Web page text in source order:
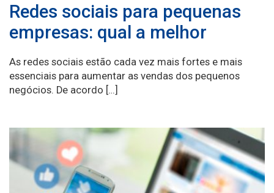
Redes sociais para pequenas
empresas: qual a melhor
As redes sociais estão cada vez mais fortes e mais
essenciais para aumentar as vendas dos pequenos
negócios. De acordo […]